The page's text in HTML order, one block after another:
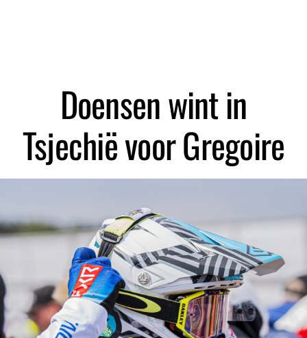
Doensen wint in
Tsjechië voor Gregoire